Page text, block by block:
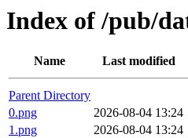
Index of /pub/
Name Last modified
Parent Directory
0.png
2026-08-04 13:24
1.png
2026-08-04 13:24